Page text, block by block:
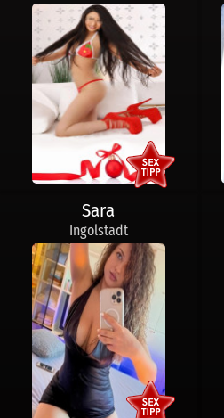
Sara
Ingolstadt